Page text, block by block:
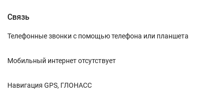
Связь
Телефонные звонки с помощью телефона или планшета
Мобильный интернет отсутствует
Навигация GPS, ГЛОНАСС